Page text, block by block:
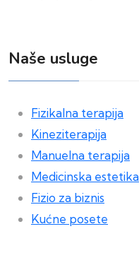
Naše usluge
Fizikalna terapija
Kineziterapija
Manuelna terapija
Medicinska estetika
Fizio za biznis
Kućne posete